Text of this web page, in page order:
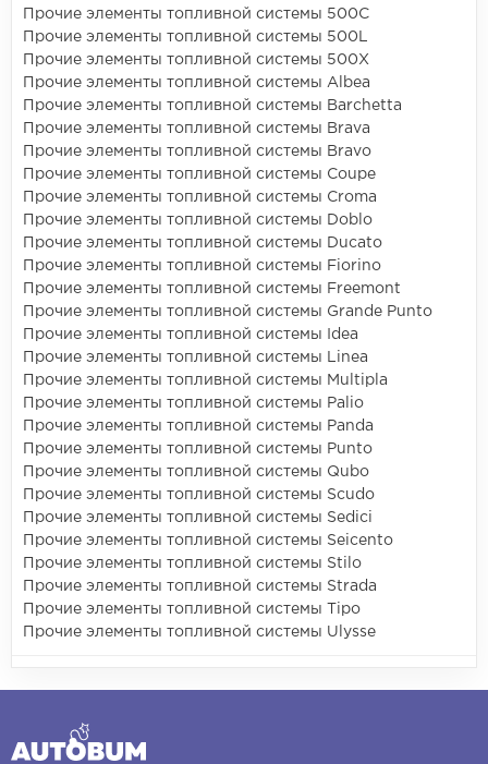
Прочие элементы топливной системы 500C
Прочие элементы топливной системы 500L
Прочие элементы топливной системы 500X
Прочие элементы топливной системы Albea
Прочие элементы топливной системы Barchetta
Прочие элементы топливной системы Brava
Прочие элементы топливной системы Bravo
Прочие элементы топливной системы Coupe
Прочие элементы топливной системы Croma
Прочие элементы топливной системы Doblo
Прочие элементы топливной системы Ducato
Прочие элементы топливной системы Fiorino
Прочие элементы топливной системы Freemont
Прочие элементы топливной системы Grande Punto
Прочие элементы топливной системы Idea
Прочие элементы топливной системы Linea
Прочие элементы топливной системы Multipla
Прочие элементы топливной системы Palio
Прочие элементы топливной системы Panda
Прочие элементы топливной системы Punto
Прочие элементы топливной системы Qubo
Прочие элементы топливной системы Scudo
Прочие элементы топливной системы Sedici
Прочие элементы топливной системы Seicento
Прочие элементы топливной системы Stilo
Прочие элементы топливной системы Strada
Прочие элементы топливной системы Tipo
Прочие элементы топливной системы Ulysse